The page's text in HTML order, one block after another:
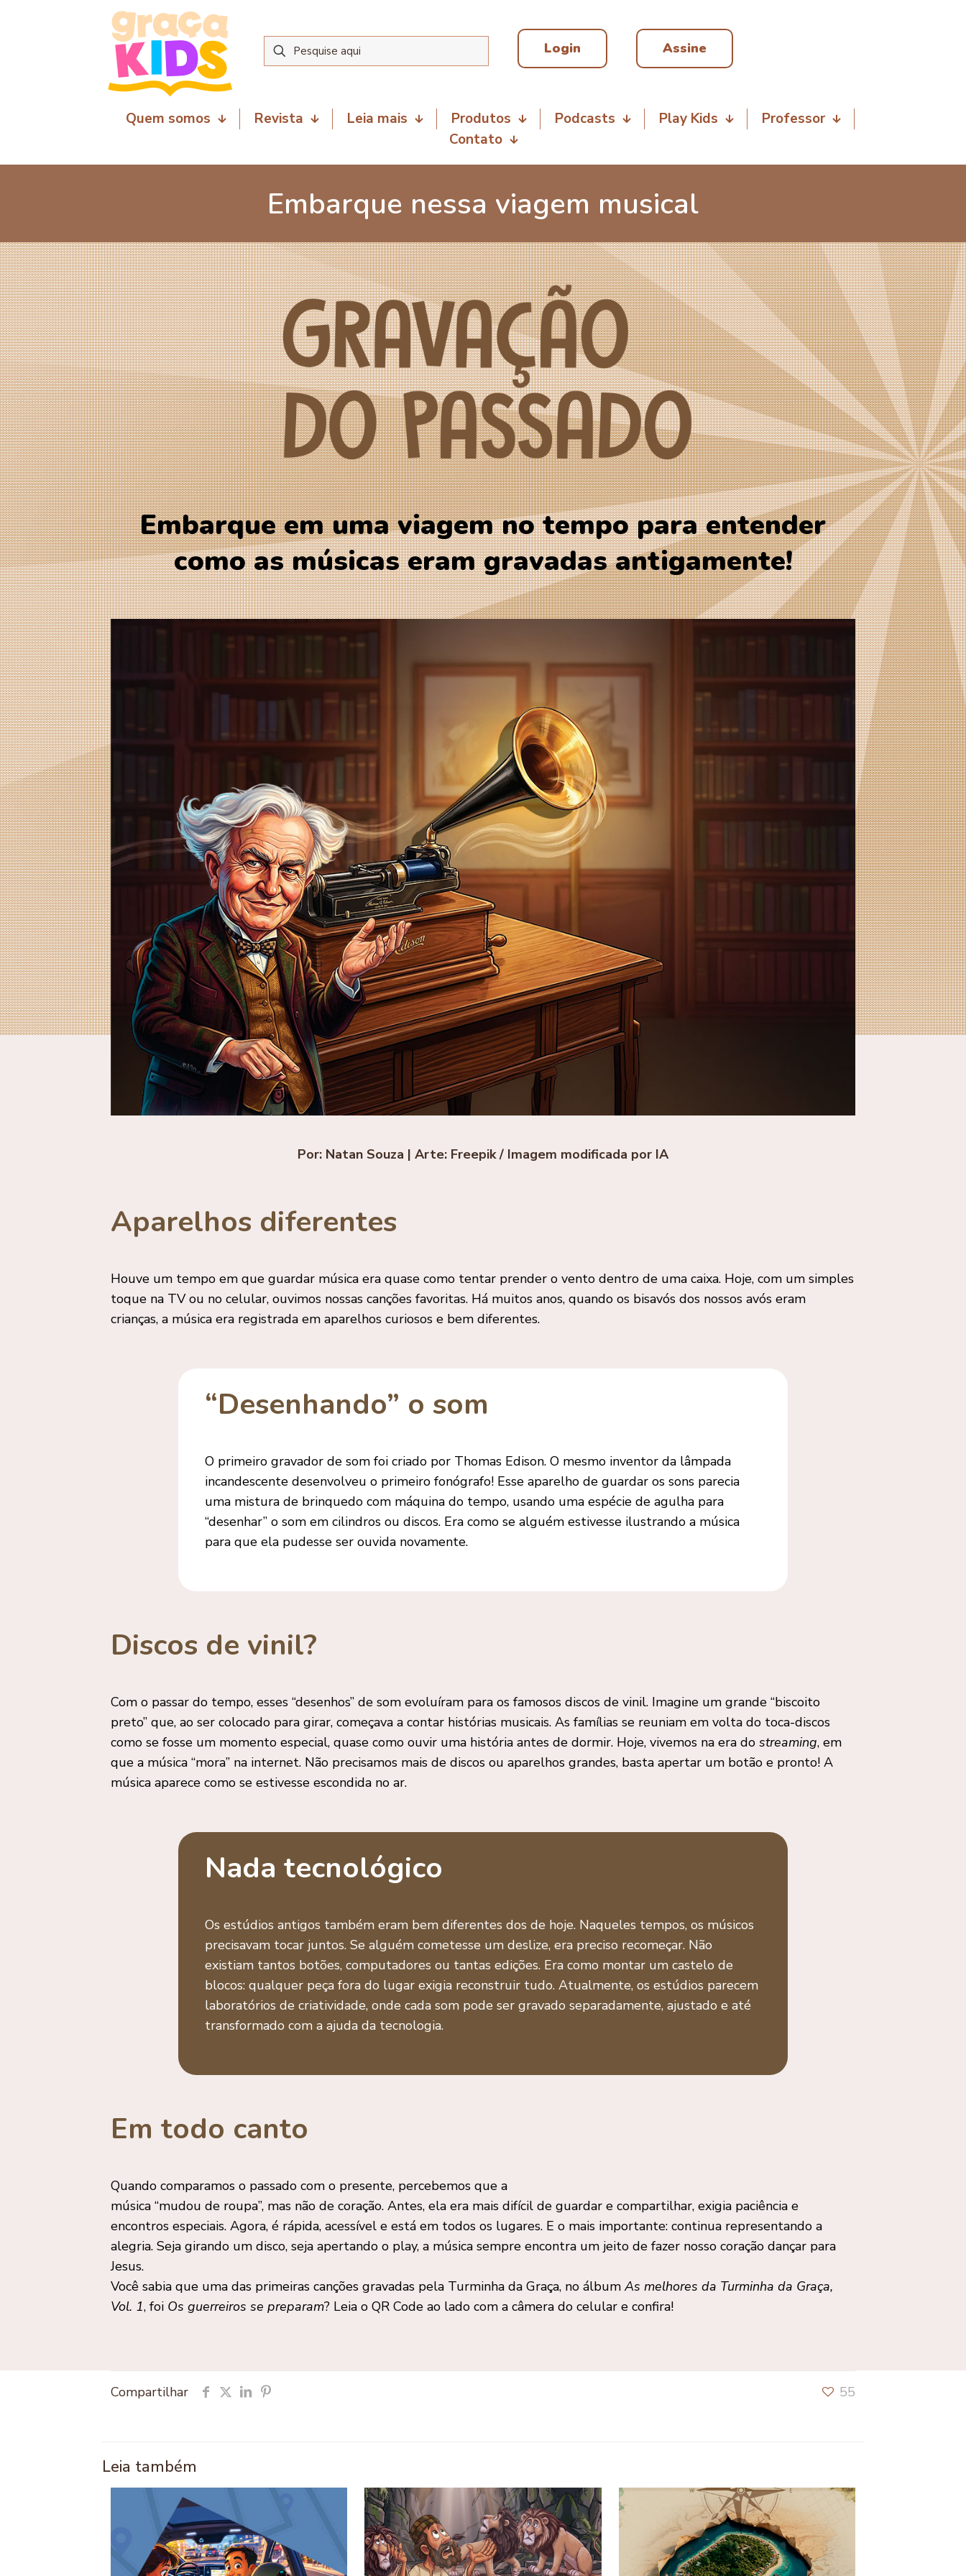
Login Assine
Quem somos Revista Leia mais Produtos Podcasts Play Kids
Professor
Contato
Embarque nessa viagem musical
5 de junho de 2026
Embarque em uma viagem no tempo para entender
como as músicas eram gravadas antigamente!
Por: Natan Souza | Arte: Freepik / Imagem modificada por IA
Aparelhos diferentes
Houve um tempo em que guardar música era quase como tentar prender o vento dentro de uma caixa. Hoje, com um simples
toque na TV ou no celular, ouvimos nossas canções favoritas. Há muitos anos, quando os bisavós dos nossos avós eram
crianças, a música era registrada em aparelhos curiosos e bem diferentes.
“Desenhando” o som
O primeiro gravador de som foi criado por Thomas Edison. O mesmo inventor da lâmpada
incandescente desenvolveu o primeiro fonógrafo! Esse aparelho de guardar os sons parecia
uma mistura de brinquedo com máquina do tempo, usando uma espécie de agulha para
“desenhar” o som em cilindros ou discos. Era como se alguém estivesse ilustrando a música
para que ela pudesse ser ouvida novamente.
Discos de vinil?
Com o passar do tempo, esses “desenhos” de som evoluíram para os famosos discos de vinil. Imagine um grande “biscoito
preto” que, ao ser colocado para girar, começava a contar histórias musicais. As famílias se reuniam em volta do toca-discos
como se fosse um momento especial, quase como ouvir uma história antes de dormir. Hoje, vivemos na era do streaming, em
que a música “mora” na internet. Não precisamos mais de discos ou aparelhos grandes, basta apertar um botão e pronto! A
música aparece como se estivesse escondida no ar.
Nada tecnológico
Os estúdios antigos também eram bem diferentes dos de hoje. Naqueles tempos, os músicos
precisavam tocar juntos. Se alguém cometesse um deslize, era preciso recomeçar. Não
existiam tantos botões, computadores ou tantas edições. Era como montar um castelo de
blocos: qualquer peça fora do lugar exigia reconstruir tudo. Atualmente, os estúdios parecem
laboratórios de criatividade, onde cada som pode ser gravado separadamente, ajustado e até
transformado com a ajuda da tecnologia.
Em todo canto
Quando comparamos o passado com o presente, percebemos que a
música “mudou de roupa”, mas não de coração. Antes, ela era mais difícil de guardar e compartilhar, exigia paciência e
encontros especiais. Agora, é rápida, acessível e está em todos os lugares. E o mais importante: continua representando a
alegria. Seja girando um disco, seja apertando o play, a música sempre encontra um jeito de fazer nosso coração dançar para
Jesus.
Você sabia que uma das primeiras canções gravadas pela Turminha da Graça, no álbumAs melhores da Turminha da Graça,
Vol. 1, foi Os guerreiros se preparam? Leia o QR Code ao lado com a câmera do celular e confira!
Compartilhar 55
Leia também